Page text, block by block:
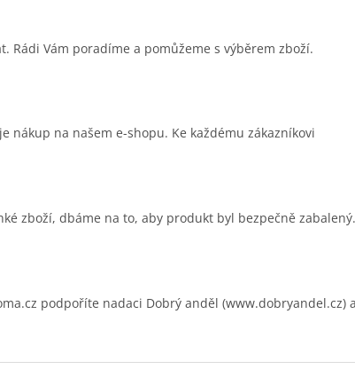
Rádi Vám poradíme a pomůžeme s výběrem zboží.
nákup na našem e-shopu. Ke každému zákazníkovi
zboží, dbáme na to, aby produkt byl bezpečně zabalený.
podpoříte nadaci Dobrý anděl (www.dobryandel.cz) a